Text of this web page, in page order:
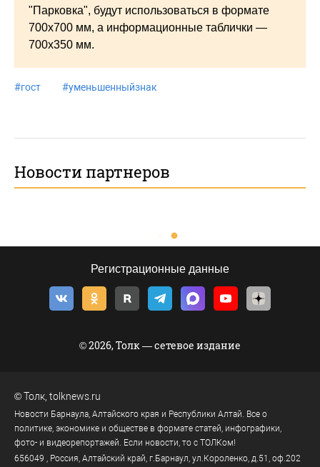
"Парковка", будут использоваться в формате
700х700 мм, а информационные таблички —
700х350 мм.
#гост #уменьшенныйзнак
Новости партнеров
Регистрационные данные
© 2026, Толк — сетевое издание
©Толк tolknews.ru
Новости Барнаула, Алтайского края и Республики Алтай. Все о
политике, экономике и обществе в формате статей, инфографики,
фото- и видеорепортажей. Если новости, то с ТОЛКом!
656049 , Россия, Алтайский край, г.Барнаул, ул.Короленко, д.51, оф.202